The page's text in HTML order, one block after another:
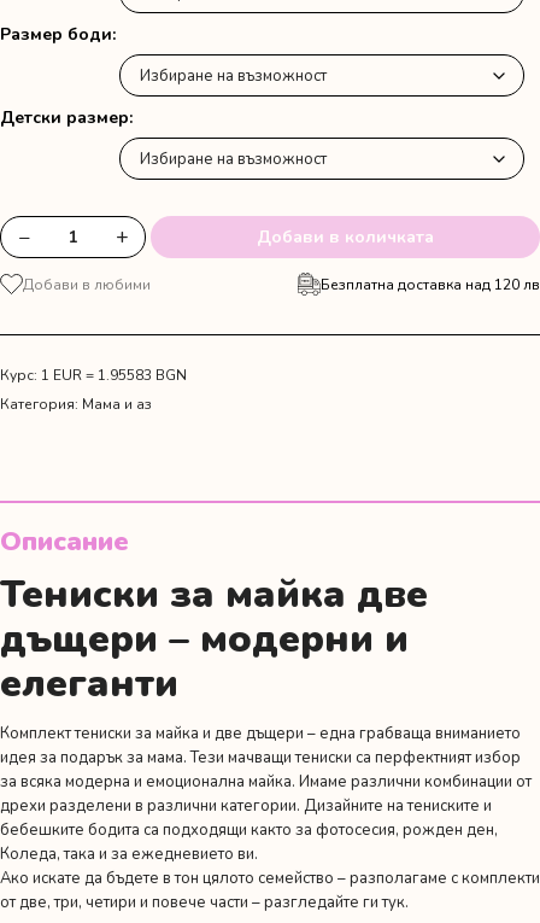
Размер боди
Детски размер
количество
за
Комплект
части
за
принцески
в
розово
− + Добави в количката
Добави в любими Безплатна доставка над 120 лв
Курс: 1 EUR = 1.95583 BGN
Категория: Мама и аз
Описание
Тениски за майка две
дъщери – модерни и
елеганти
Комплект тениски за майка и две дъщери – една грабваща вниманието
идея за подарък за мама. Тези мачващи тениски са перфектният избор
за всяка модерна и емоционална майка. Имаме различни комбинации от
дрехи разделени в различни категории. Дизайните на тениските и
бебешките бодита са подходящи както за фотосесия, рожден ден,
Коледа, така и за ежедневието ви.
Ако искате да бъдете в тон цялото семейство – разполагаме с комплекти
от две, три, четири и повече части – разгледайте гитук.